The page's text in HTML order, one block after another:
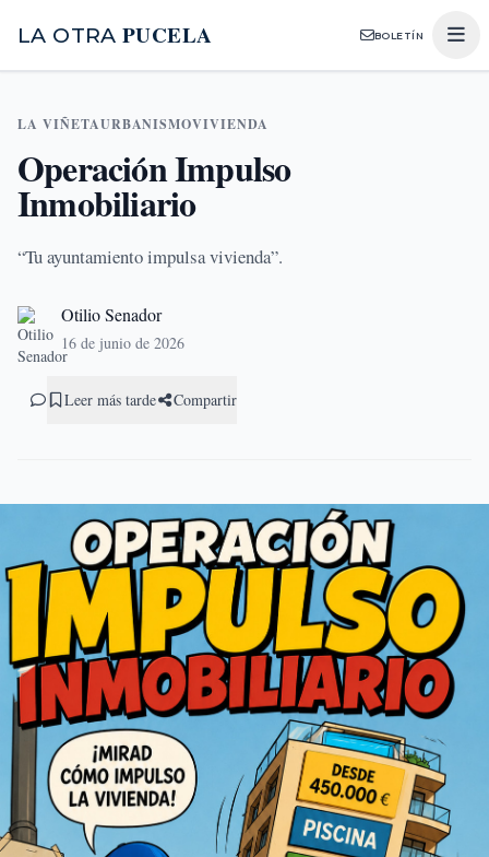
LA OTRA PUCELA BOLETÍN
LA VIÑETAURBANISMOVIVIENDA
Operación Impulso
Inmobiliario
“Tu ayuntamiento impulsa vivienda”.
Otilio Senador
16 de junio de 2026
Leer más tarde Compartir